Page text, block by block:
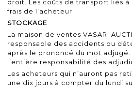
droit. Les coûts de transport liés
frais de l’acheteur.
STOCKAGE
La maison de ventes VASARI
responsable des accidents ou
après le prononcé du mot adjugé.
l’entière responsabilité des
Les acheteurs qui n’auront pas
une dix jours à compter du lundi